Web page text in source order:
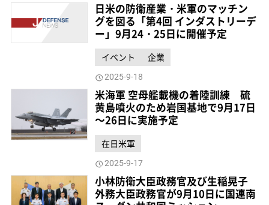
日米の防衛産業・米軍のマッチン
グを図る「第4回 インダストリーデ
ー」9月24・25日に開催予定
イベント 企業
2025-9-18
米海軍 空母艦載機の着陸訓練 硫
黄島噴火のため岩国基地で9月17日
～26日に実施予定
在日米軍
2025-9-17
小林防衛大臣政務官及び生稲晃子
外務大臣政務官が9月10日に国連南